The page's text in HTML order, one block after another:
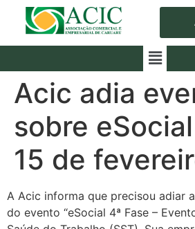
Acic adia
sobre
15 de
A Acic informa que precisou adiar
do evento “eSocial 4ª Fase –